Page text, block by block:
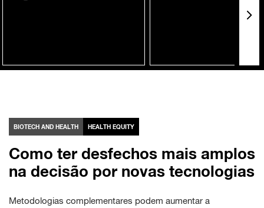
BIOTECH AND HEALTH HEALTH EQUITY
Como ter desfechos mais amplos
na decisão por novas tecnologias
Metodologias complementares podem aumentar a